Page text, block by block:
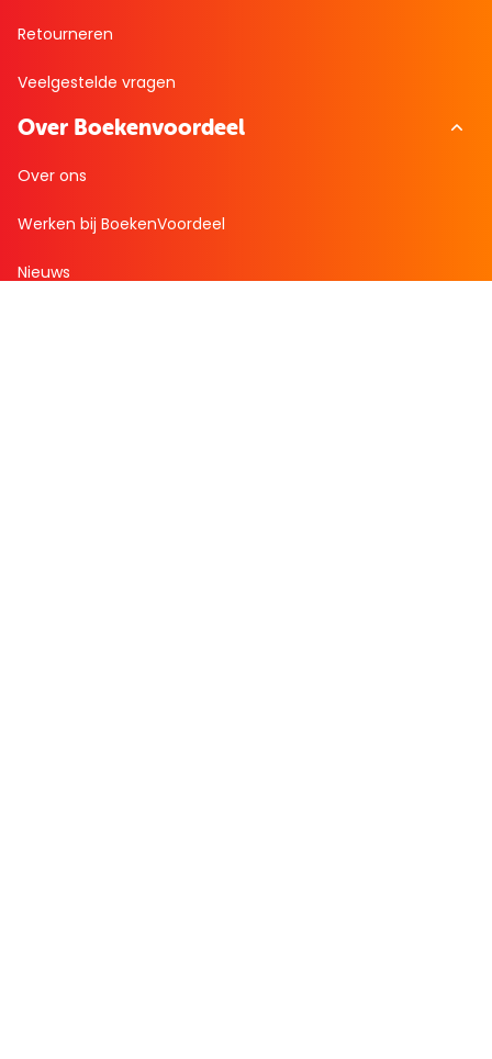
Retourneren
Veelgestelde vragen
Over Boekenvoordeel
Over ons
Werken bij BoekenVoordeel
Nieuws